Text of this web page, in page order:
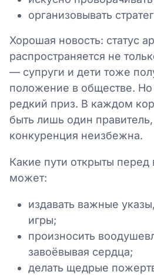
организовывать
Хорошая новость: статус
распространяется не
— супруги и дети тоже
положение в обществе.
редкий приз. В каждом
быть лишь один правитель,
конкуренция неизбежна.
Какие пути открыты
может:
издавать важные
игры;
произносить
завоёвывая сердца;
делать щедрые